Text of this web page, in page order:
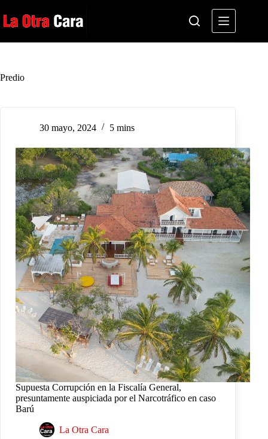
al
contenido
Predio
30 mayo, 2024 5 mins
Supuesta Corrupción en la Fiscalía General,
presuntamente auspiciada por el Narcotráfico en caso
Barú
La Otra Cara